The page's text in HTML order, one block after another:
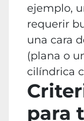
ejemplo,
requerir
una cara
(plana o
cilíndrica
para